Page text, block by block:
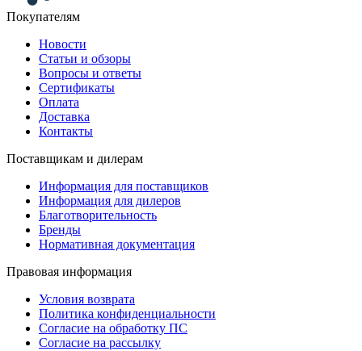
Покупателям
Новости
Статьи и обзоры
Вопросы и ответы
Сертификаты
Оплата
Доставка
Контакты
Поставщикам и дилерам
Информация для поставщиков
Информация для дилеров
Благотворительность
Бренды
Нормативная документация
Правовая информация
Условия возврата
Политика конфиденциальности
Согласие на обработку ПС
Согласие на рассылку